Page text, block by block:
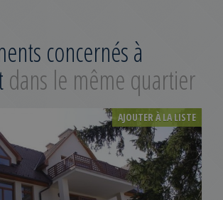
concernés à
dans le même quartier
AJOUTER À LA LISTE